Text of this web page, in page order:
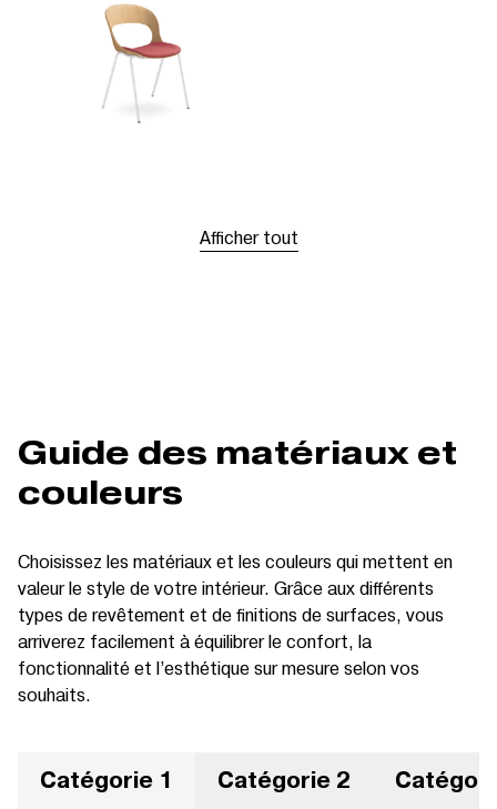
Afficher tout
Guide des matériaux et
couleurs
Choisissez les matériaux et les couleurs qui mettent en
valeur le style de votre intérieur. Grâce aux différents
types de revêtement et de finitions de surfaces, vous
arriverez facilement à équilibrer le confort, la
fonctionnalité et l’esthétique sur mesure selon vos
souhaits.
Catégorie 1 Catégorie 2